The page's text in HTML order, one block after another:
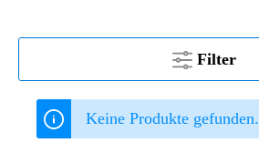
Filter
Keine Produkte gefunden.